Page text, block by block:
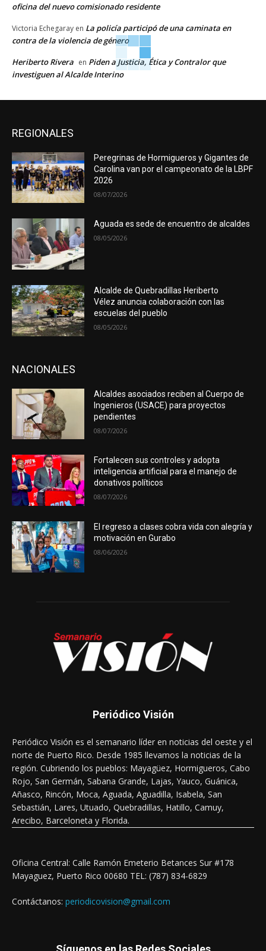
oficina del nuevo comisionado residente
Victoria Echegaray en La policía participó de una caminata en
contra de la violencia de género
Heriberto Rivera en Piden a Justicia, Ética y Contralor que
investiguen al Alcalde Interino
REGIONALES
Peregrinas de Hormigueros y Gigantes de
Carolina van por el campeonato de la LBPF
2026
08/07/2026
Aguada es sede de encuentro de alcaldes
08/05/2026
Alcalde de Quebradillas Heriberto
Vélez anuncia colaboración con las
escuelas del pueblo
08/05/2026
NACIONALES
Alcaldes asociados reciben al Cuerpo de
Ingenieros (USACE) para proyectos
pendientes
08/07/2026
Fortalecen sus controles y adopta
inteligencia artificial para el manejo de
donativos políticos
08/07/2026
El regreso a clases cobra vida con alegría y
motivación en Gurabo
08/06/2026
Periódico Visión
Periódico Visión es el semanario líder en noticias del oeste y el
norte de Puerto Rico. Desde 1985 llevamos la noticias de la
región. Cubriendo los pueblos: Mayagüez, Hormigueros, Cabo
Rojo, San Germán, Sabana Grande, Lajas, Yauco, Guánica,
Añasco, Rincón, Moca, Aguada, Aguadilla, Isabela, San
Sebastián, Lares, Utuado, Quebradillas, Hatillo, Camuy,
Arecibo, Barceloneta y Florida.
Oficina Central: Calle Ramón Emeterio Betances Sur #178
Mayaguez, Puerto Rico 00680 TEL: (787) 834-6829
Contáctanos: periodicovision@gmail.com